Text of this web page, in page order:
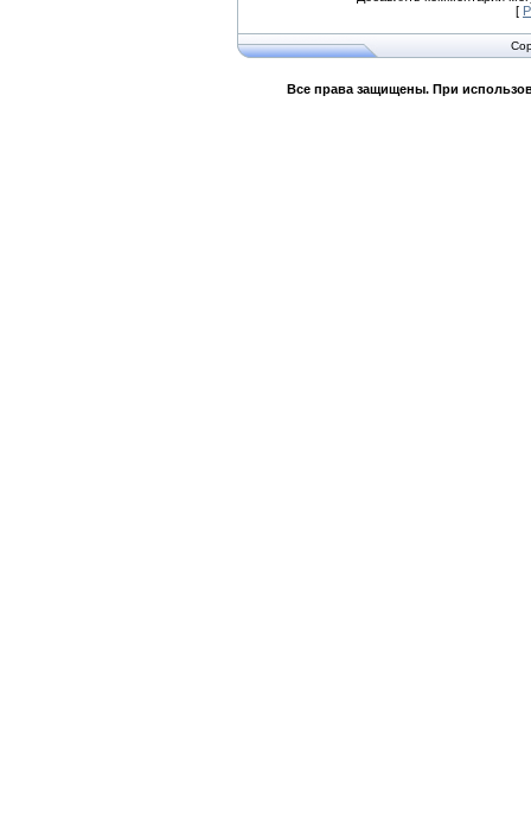
[
Все права защищены. При